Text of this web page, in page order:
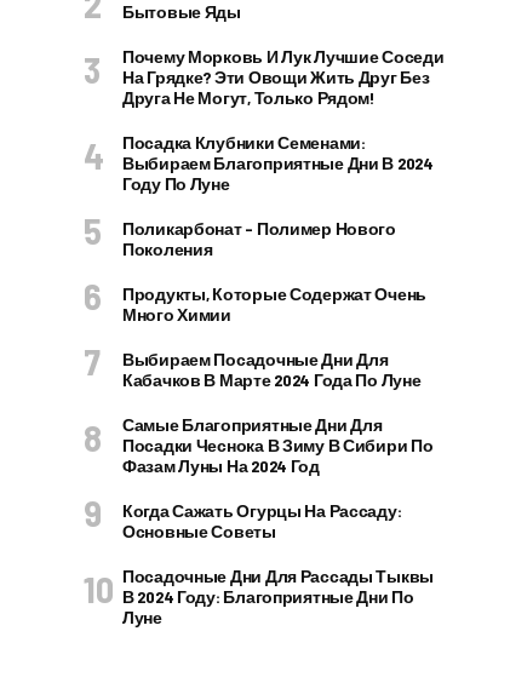
Бытовые Яды
Почему Морковь И Лук Лучшие Соседи
На Грядке? Эти Овощи Жить Друг Без
Друга Не Могут, Только Рядом!
Посадка Клубники Семенами:
Выбираем Благоприятные Дни В 2024
Году По Луне
Поликарбонат – Полимер Нового
Поколения
Продукты, Которые Содержат Очень
Много Химии
Выбираем Посадочные Дни Для
Кабачков В Марте 2024 Года По Луне
Самые Благоприятные Дни Для
Посадки Чеснока В Зиму В Сибири По
Фазам Луны На 2024 Год
Когда Сажать Огурцы На Рассаду:
Основные Советы
Посадочные Дни Для Рассады Тыквы
В 2024 Году: Благоприятные Дни По
Луне